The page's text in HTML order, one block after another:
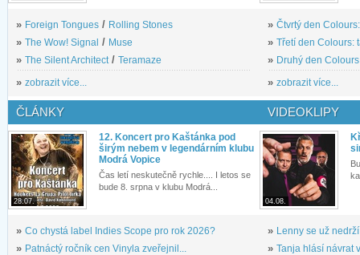
» Foreign Tongues / Rolling Stones
» The Wow! Signal / Muse
» The Silent Architect / Teramaze
» zobrazit více...
» Čtvrtý den
» Třetí den Colours:
» Druhý den
» zobrazit více...
ČLÁNKY
28.07.
12. Koncert pro Kaštánka pod
širým nebem v legendárním klubu
Modrá Vopice
Čas letí neskutečně rychle.... I letos se
bude 8. srpna v klubu Modrá...
» Co chystá label Indies Scope pro rok 2026?
» Patnáctý ročník cen Vinyla zveřejnil...
VIDEOKLIPY
04.08.
» Lenny se už
» Tanja hlásí návrat